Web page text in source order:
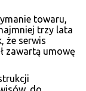
towaru,
trzy lata
że serwis
zawartą umowę